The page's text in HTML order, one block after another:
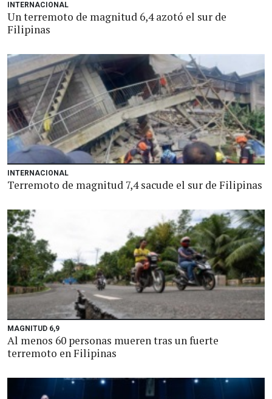
INTERNACIONAL
Un terremoto de magnitud 6,4 azotó el sur de
Filipinas
INTERNACIONAL
Terremoto de magnitud 7,4 sacude el sur de Filipinas
MAGNITUD 6,9
Al menos 60 personas mueren tras un fuerte
terremoto en Filipinas